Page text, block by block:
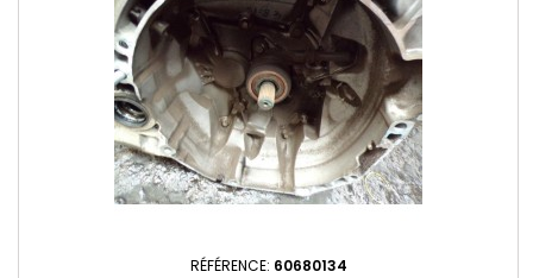
RÉFÉRENCE: 60680134